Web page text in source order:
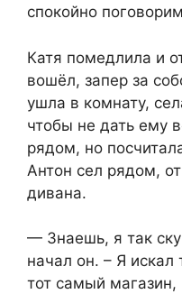
спокойно
Катя помедлила и
вошёл, запер за
ушла в комнату,
чтобы не дать ему
рядом, но
Антон сел рядом,
дивана.
— Знаешь, я так
начал он. – Я
тот самый магазин,